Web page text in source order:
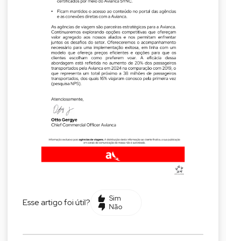
Esse artigo foi útil?
Sim
Não